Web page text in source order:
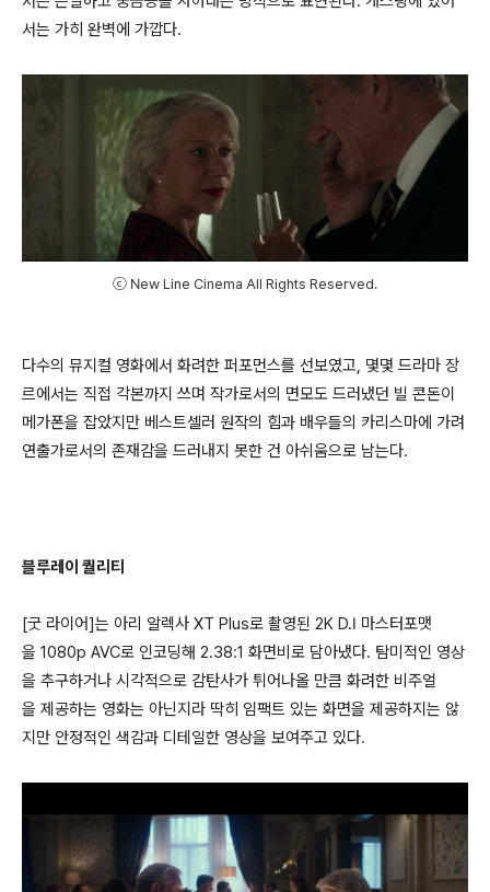
서는 가히 완벽에 가깝다.
ⓒ New Line Cinema All Rights Reserved.
다수의 뮤지컬 영화에서 화려한 퍼포먼스를 선보였고, 몇몇 드라마 장
르에서는 직접 각본까지 쓰며 작가로서의 면모도 드러냈던 빌 콘돈이
메가폰을 잡았지만 베스트셀러 원작의 힘과 배우들의 카리스마에 가려
연출가로서의 존재감을 드러내지 못한 건 아쉬움으로 남는다.
블루레이 퀄리티
[굿 라이어]는 아리 알렉사 XT Plus로 촬영된 2K D.I 마스터포맷
을 1080p AVC로 인코딩해 2.38:1 화면비로 담아냈다. 탐미적인 영상
을 추구하거나 시각적으로 감탄사가 튀어나올 만큼 화려한 비주얼
을 제공하는 영화는 아닌지라 딱히 임팩트 있는 화면을 제공하지는 않
지만 안정적인 색감과 디테일한 영상을 보여주고 있다.